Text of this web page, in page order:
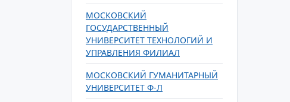
МОСКОВСКИЙ
ГОСУДАРСТВЕННЫЙ
УНИВЕРСИТЕТ ТЕХНОЛОГИЙ И
УПРАВЛЕНИЯ ФИЛИАЛ
МОСКОВСКИЙ ГУМАНИТАРНЫЙ
УНИВЕРСИТЕТ Ф-Л